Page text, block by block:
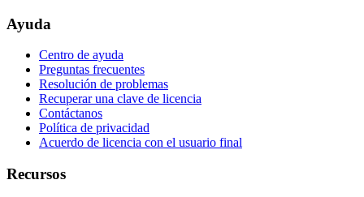
Ayuda
Centro de ayuda
Preguntas frecuentes
Resolución de problemas
Recuperar una clave de licencia
Contáctanos
Política de privacidad
Acuerdo de licencia con el usuario final
Recursos